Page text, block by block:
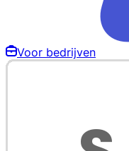
Voor bedrijven